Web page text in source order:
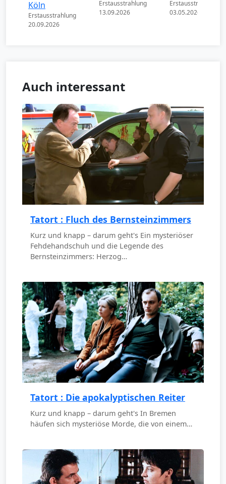
Köln
Erstausstrahlung
20.09.2026
Erstausstrahlung
13.09.2026
Erstausstrahlung
03.05.2026
Auch interessant
Tatort : Fluch des Bernsteinzimmers
Kurz und knapp – darum geht's Ein mysteriöser
Fehdehandschuh und die Legende des
Bernsteinzimmers: Herzog…
Tatort : Die apokalyptischen Reiter
Kurz und knapp – darum geht's In Bremen
häufen sich mysteriöse Morde, die von einem…